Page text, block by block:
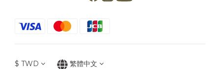
$ TWD 繁體中文